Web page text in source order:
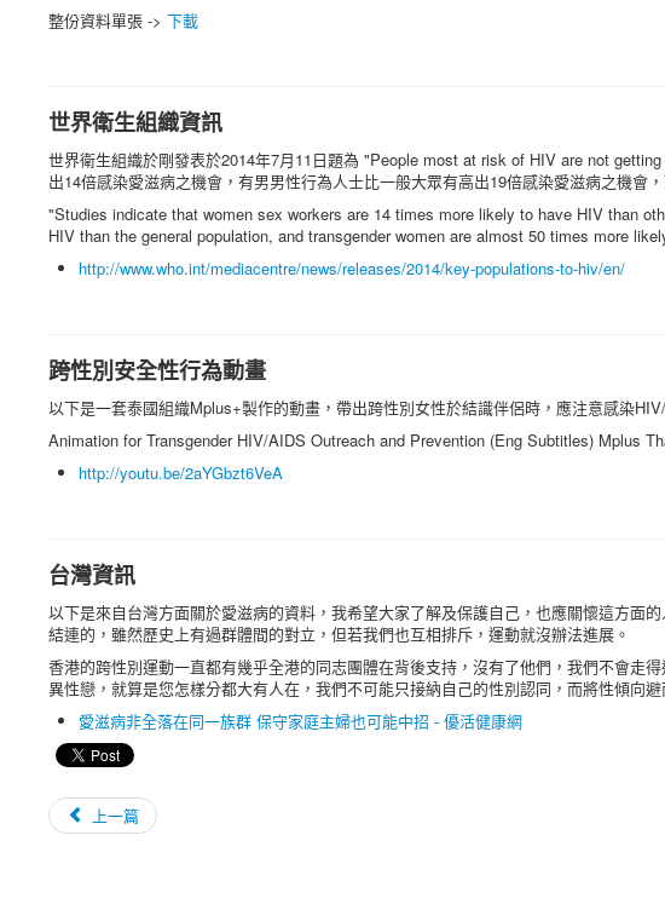
整份資料單張 -> 下載
世界衛生組織資訊
世界衛生組織於剛發表於2014年7月11日題為 "People most at risk of HIV are not
出14倍感染愛滋病之機會，有男男性行為人士比一般大眾有高出19倍感染愛滋病之機會
"Studies indicate that women sex workers are 14 times more likely to have HIV than
HIV than the general population, and transgender women are almost 50 times more
http://www.who.int/mediacentre/news/releases/2014/key-populations-to-hiv/en/
跨性別安全性行為動畫
以下是一套泰國組織Mplus+製作的動畫，帶出跨性別女性於結識伴侶時，應注意感染
Animation for Transgender HIV/AIDS Outreach and Prevention (Eng Subtitles) Mplus
http://youtu.be/2aYGbzt6VeA
台灣資訊
以下是來自台灣方面關於愛滋病的資料，我希望大家了解及保護自己，也應關懷這方面
結連的，雖然歷史上有過群體間的對立，但若我們也互相排斥，運動就沒辦法進展。
香港的跨性別運動一直都有幾乎全港的同志團體在背後支持，沒有了他們，我們不會走
異性戀，就算是您怎樣分都大有人在，我們不可能只接納自己的性別認同，而將性傾向避
愛滋病非全落在同一族群 保守家庭主婦也可能中招 - 優活健康網
上一篇